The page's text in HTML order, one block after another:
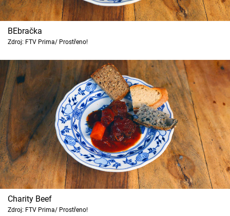
BEbračka
Zdroj: FTV Prima/ Prostřeno!
Charity Beef
Zdroj: FTV Prima/ Prostřeno!